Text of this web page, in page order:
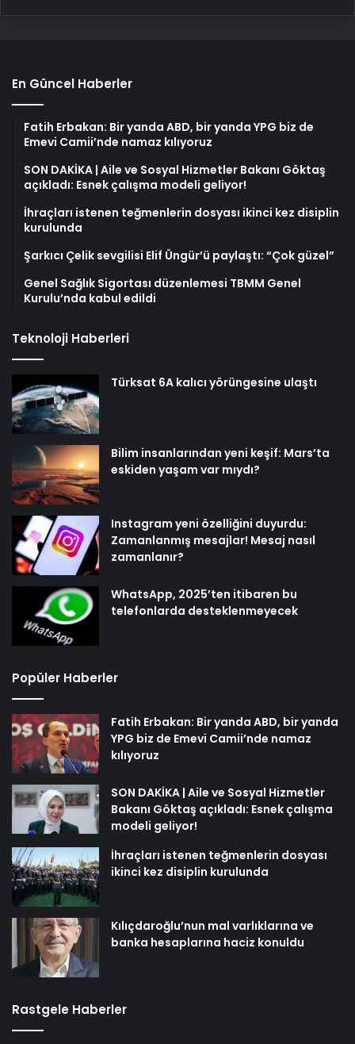
En Güncel Haberler
Fatih Erbakan: Bir yanda ABD, bir yanda YPG biz de
Emevi Camii’nde namaz kılıyoruz
SON DAKİKA | Aile ve Sosyal Hizmetler Bakanı Göktaş
açıkladı: Esnek çalışma modeli geliyor!
İhraçları istenen teğmenlerin dosyası ikinci kez disiplin
kurulunda
Şarkıcı Çelik sevgilisi Elif Üngür’ü paylaştı: “Çok güzel”
Genel Sağlık Sigortası düzenlemesi TBMM Genel
Kurulu’nda kabul edildi
Teknoloji Haberleri
Türksat 6A kalıcı yörüngesine ulaştı
Bilim insanlarından yeni keşif: Mars’ta
eskiden yaşam var mıydı?
Instagram yeni özelliğini duyurdu:
Zamanlanmış mesajlar! Mesaj nasıl
zamanlanır?
WhatsApp, 2025’ten itibaren bu
telefonlarda desteklenmeyecek
Popüler Haberler
Fatih Erbakan: Bir yanda ABD, bir yanda
YPG biz de Emevi Camii’nde namaz
kılıyoruz
SON DAKİKA | Aile ve Sosyal Hizmetler
Bakanı Göktaş açıkladı: Esnek çalışma
modeli geliyor!
İhraçları istenen teğmenlerin dosyası
ikinci kez disiplin kurulunda
Kılıçdaroğlu’nun mal varlıklarına ve
banka hesaplarına haciz konuldu
Rastgele Haberler